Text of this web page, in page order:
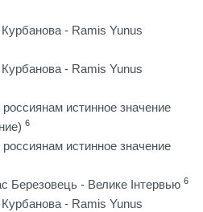
- Ramis Yunus
- Ramis Yunus
истинное значение
6
истинное значение
Березовець - Велике Інтервью 6
- Ramis Yunus